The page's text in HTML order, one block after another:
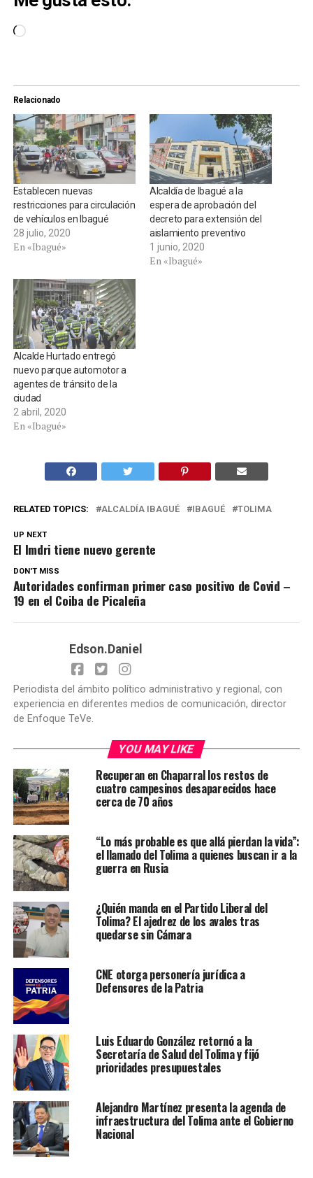
Cargando...
Relacionado
Establecen nuevas
restricciones para circulación
de vehículos en Ibagué
28 julio, 2020
En «Ibagué»
Alcaldía de Ibagué a la
espera de aprobación del
decreto para extensión del
aislamiento preventivo
1 junio, 2020
En «Ibagué»
Alcalde Hurtado entregó
nuevo parque automotor a
agentes de tránsito de la
ciudad
2 abril, 2020
En «Ibagué»
RELATED TOPICS: ALCALDÍA IBAGUÉ IBAGUÉ TOLIMA
UP NEXT
El Imdri tiene nuevo gerente
DON'T MISS
Autoridades confirman primer caso positivo de Covid –
19 en el Coiba de Picaleña
Edson.Daniel
Periodista del ámbito político administrativo y regional, con
experiencia en diferentes medios de comunicación, director
de Enfoque TeVe.
YOU MAY LIKE
Recuperan en Chaparral los restos de
cuatro campesinos desaparecidos hace
cerca de 70 años
“Lo más probable es que allá pierdan la vida”:
el llamado del Tolima a quienes buscan ir a la
guerra en Rusia
¿Quién manda en el Partido Liberal del
Tolima? El ajedrez de los avales tras
quedarse sin Cámara
CNE otorga personería jurídica a
Defensores de la Patria
Luis Eduardo González retornó a la
Secretaría de Salud del Tolima y fijó
prioridades presupuestales
Alejandro Martínez presenta la agenda de
infraestructura del Tolima ante el Gobierno
Nacional